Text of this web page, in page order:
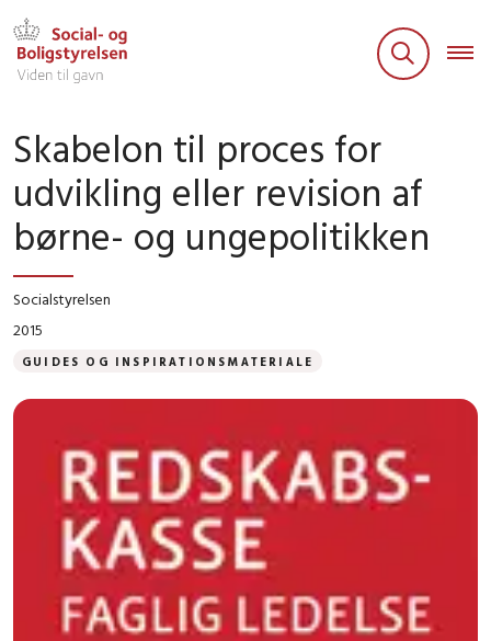
Skabelon til proces for
udvikling eller revision af
børne- og ungepolitikken
Socialstyrelsen
2015
GUIDES OG INSPIRATIONSMATERIALE